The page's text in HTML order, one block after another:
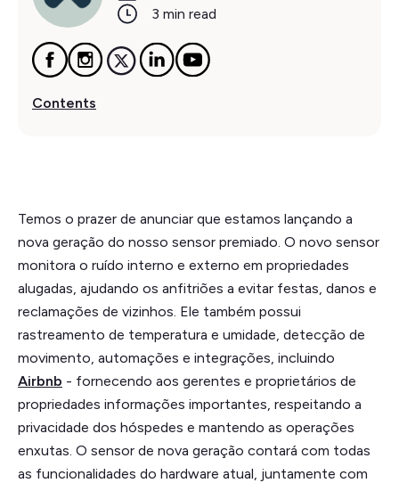
3 min read
Contents
Temos o prazer de anunciar que estamos lançando a
nova geração do nosso sensor premiado. O novo sensor
monitora o ruído interno e externo em propriedades
alugadas, ajudando os anfitriões a evitar festas, danos e
reclamações de vizinhos. Ele também possui
rastreamento de temperatura e umidade, detecção de
movimento, automações e integrações, incluindo
Airbnb - fornecendo aos gerentes e proprietários de
propriedades informações importantes, respeitando a
privacidade dos hóspedes e mantendo as operações
enxutas. O sensor de nova geração contará com todas
as funcionalidades do hardware atual, juntamente com